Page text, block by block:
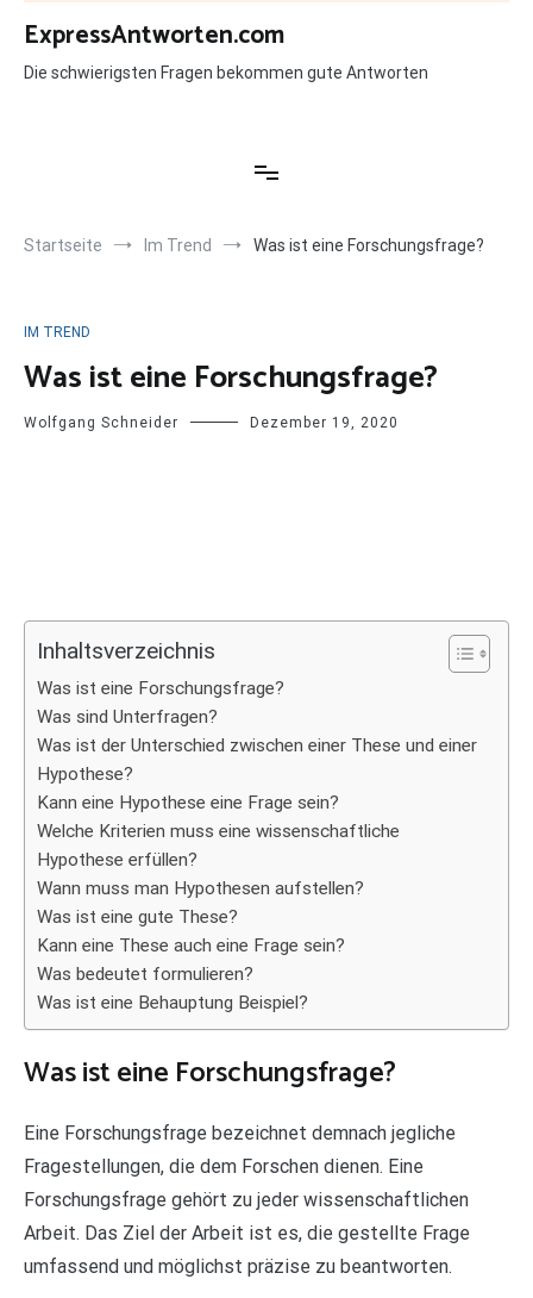
Zum
Inhalt
springen
ExpressAntworten.com
Die schwierigsten Fragen bekommen gute Antworten
Startseite Im Trend Was ist eine Forschungsfrage?
IM TREND
Was ist eine Forschungsfrage?
Wolfgang Schneider Dezember 19, 2020
Inhaltsverzeichnis
Was ist eine Forschungsfrage?
Was sind Unterfragen?
Was ist der Unterschied zwischen einer These und einer
Hypothese?
Kann eine Hypothese eine Frage sein?
Welche Kriterien muss eine wissenschaftliche
Hypothese erfüllen?
Wann muss man Hypothesen aufstellen?
Was ist eine gute These?
Kann eine These auch eine Frage sein?
Was bedeutet formulieren?
Was ist eine Behauptung Beispiel?
Was ist eine Forschungsfrage?
Eine Forschungsfrage bezeichnet demnach jegliche
Fragestellungen, die dem Forschen dienen. Eine
Forschungsfrage gehört zu jeder wissenschaftlichen
Arbeit. Das Ziel der Arbeit ist es, die gestellte Frage
umfassend und möglichst präzise zu beantworten.